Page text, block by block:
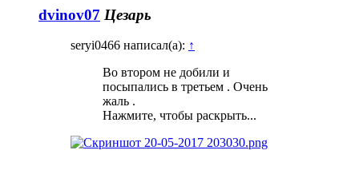
dvinov07 Цезарь
seryi0466 написал(а): ↑
Во втором не добили и
посыпались в третьем . Очень
жаль .
Нажмите, чтобы раскрыть...